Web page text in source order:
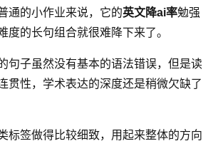
通的小作业来说，它的英文降ai率勉强
度的长句组合就很难降下来了。
句子虽然没有基本的语法错误，但是读
贯性，学术表达的深度还是稍微欠缺了
标签做得比较细致，用起来整体的方向